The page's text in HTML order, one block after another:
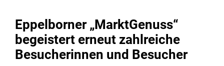
Eppelborner „MarktGenuss“
begeistert erneut zahlreiche
Besucherinnen und Besucher